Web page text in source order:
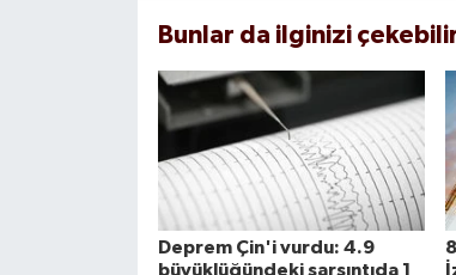
Bunlar da ilginizi
Deprem Çin'i vurdu: 4.9
büyüklüğündeki sarsıntıda 1